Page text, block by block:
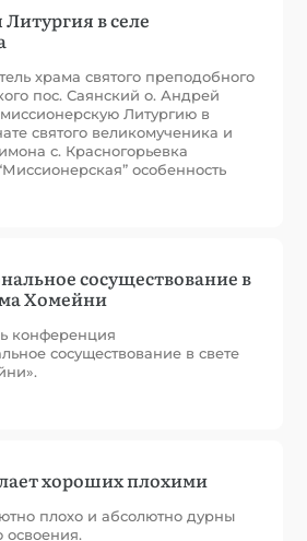
в селе
храма святого преподобного
пос. Саянский о. Андрей
Литургию в
святого великомученика и
с. Красногорьевка
особенность
сосуществование в
Хомейни
конференция
сосуществование в свете
хороших плохими
плохо и абсолютно дурны